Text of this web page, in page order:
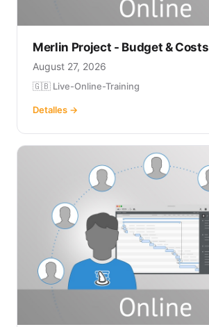
Merlin Project - Budget & Costs
August 27, 2026
🇬🇧 Live-Online-Training
Detalles →